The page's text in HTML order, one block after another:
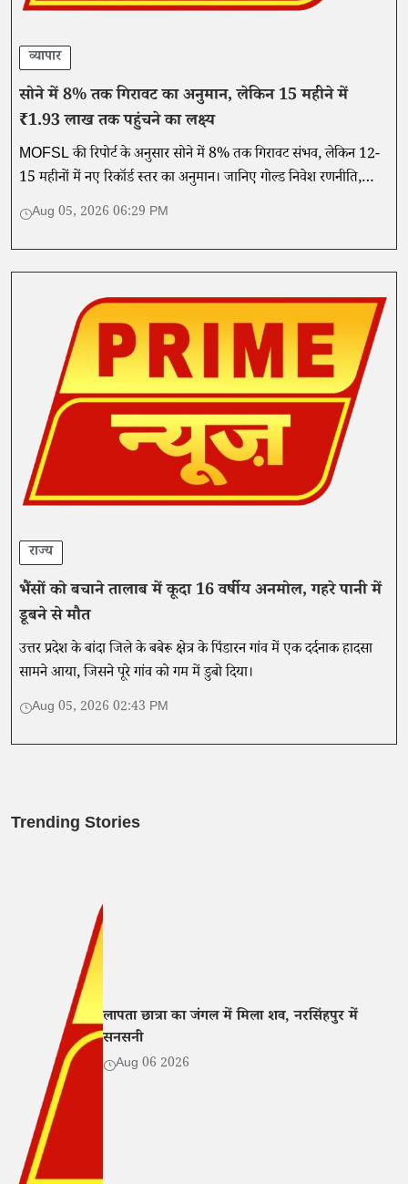
व्यापार
सोने में 8% तक गिरावट का अनुमान, लेकिन 15 महीने में
₹1.93 लाख तक पहुंचने का लक्ष्य
MOFSL की रिपोर्ट के अनुसार सोने में 8% तक गिरावट संभव, लेकिन 12-
15 महीनों में नए रिकॉर्ड स्तर का अनुमान। जानिए गोल्ड निवेश रणनीति,
कीमतों के लक्ष्य और बाजार के प्रमुख संकेत।
Aug 05, 2026 06:29 PM
राज्य
भैंसों को बचाने तालाब में कूदा 16 वर्षीय अनमोल, गहरे पानी में
डूबने से मौत
उत्तर प्रदेश के बांदा जिले के बबेरू क्षेत्र के पिंडारन गांव में एक दर्दनाक हादसा
सामने आया, जिसने पूरे गांव को गम में डुबो दिया।
Aug 05, 2026 02:43 PM
Trending Stories
लापता छात्रा का जंगल में मिला शव, नरसिंहपुर में
सनसनी
Aug 06 2026